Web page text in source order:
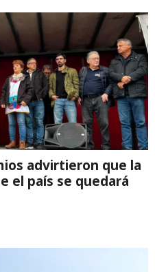
advirtieron que la
el país se quedará